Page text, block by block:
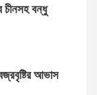
চীনসহ বন্ধু
আভাস